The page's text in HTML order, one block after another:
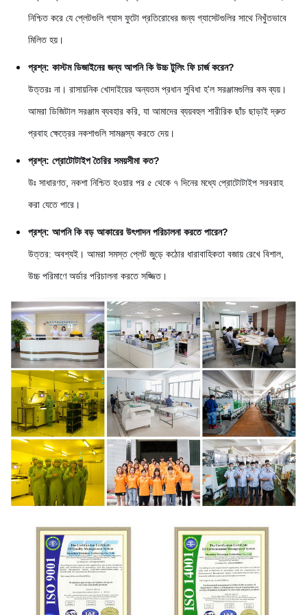
নিশ্চিত করে যে প্লেটগুলি গ্যাস ফুটো প্রতিরোধের জন্য গ্যাসেটগুলির সাথে নিখুঁতভাবে
মিলিত হয়।
প্রশ্ন: কাস্টম ডিজাইনের জন্য আপনি কি উচ্চ টুলিং ফি চার্জ করেন?
উত্তরঃ না। রাসায়নিক খোদাইয়ের অন্যতম প্রধান সুবিধা হ'ল সরঞ্জামগুলির কম ব্যয়।
আমরা ডিজিটাল সরঞ্জাম ব্যবহার করি, যা আমাদের ব্যয়বহুল শারীরিক ছাঁচ ছাড়াই দ্রুত
প্রবাহ ক্ষেত্রের নকশাগুলি সামঞ্জস্য করতে দেয়।
প্রশ্ন: প্রোটোটাইপ তৈরির সময়সীমা কত?
উঃ সাধারণত, নকশা নিশ্চিত হওয়ার পর ৫ থেকে ৭ দিনের মধ্যে প্রোটোটাইপ সরবরাহ
করা যেতে পারে।
প্রশ্ন: আপনি কি বড় আকারের উৎপাদন পরিচালনা করতে পারেন?
উত্তর: অবশ্যই। আমরা সমস্ত প্লেট জুড়ে কঠোর ধারাবাহিকতা বজায় রেখে বিশাল,
উচ্চ পরিমাণে অর্ডার পরিচালনা করতে সজ্জিত।